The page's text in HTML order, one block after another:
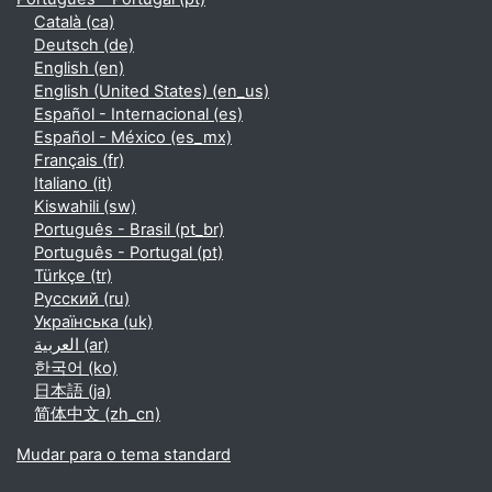
Català ‎(ca)‎
Deutsch ‎(de)‎
English ‎(en)‎
English (United States) ‎(en_us)‎
Español - Internacional ‎(es)‎
Español - México ‎(es_mx)‎
Français ‎(fr)‎
Italiano ‎(it)‎
Kiswahili ‎(sw)‎
Português - Brasil ‎(pt_br)‎
Português - Portugal ‎(pt)‎
Türkçe ‎(tr)‎
Русский ‎(ru)‎
Українська ‎(uk)‎
العربية ‎(ar)‎
한국어 ‎(ko)‎
日本語 ‎(ja)‎
简体中文 ‎(zh_cn)‎
Mudar para o tema standard